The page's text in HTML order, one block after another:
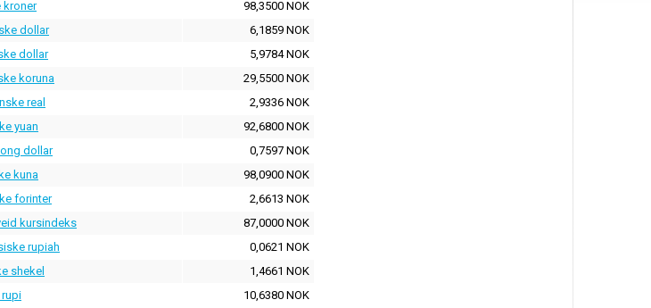
kroner
98,3500 NOK
dollar
6,1859 NOK
dollar
5,9784 NOK
koruna
29,5500 NOK
real
2,9336 NOK
yuan
92,6800 NOK
dollar
0,7597 NOK
kuna
98,0900 NOK
forinter
2,6613 NOK
kursindeks
87,0000 NOK
rupiah
0,0621 NOK
shekel
1,4661 NOK
10,6380 NOK